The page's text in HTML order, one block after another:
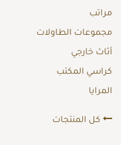
مراتب
مجموعات الطاولات
أثاث خارجي
كراسي المكتب
المرايا
كل المنتجات